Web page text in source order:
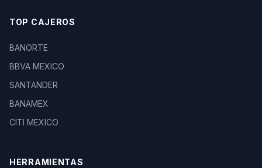
TOP CAJEROS
BANORTE
BBVA MEXICO
SANTANDER
BANAMEX
CITI MEXICO
HERRAMIENTAS